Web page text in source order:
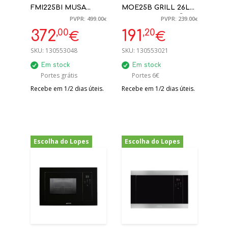
FMI225BI MUSA
PRETO 60X39CM 25L
PVPR: 499.00€
372,00€
SKU: 130553048
Em stock
Portes grátis
Recebe em 1/2 dias úteis.
MOE25B GRILL 26L
LIVRE INSTALAÇÃO
PRETO
PVPR: 239.00€
191 ,20€
SKU: 130553021
Em stock
Portes 6€
Recebe em 1/2 dias úteis.
Escolha do Lopes Escolha do Lopes